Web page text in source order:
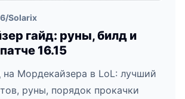
/Solarix
гайд: руны, билд и
16.15
Мордекайзера в LoL: лучший
руны, порядок прокачки